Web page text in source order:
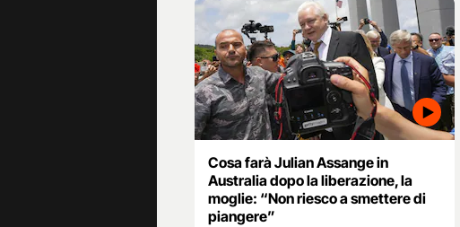
Cosa farà Julian Assange in
Australia dopo la liberazione, la
moglie: “Non riesco a smettere di
piangere”